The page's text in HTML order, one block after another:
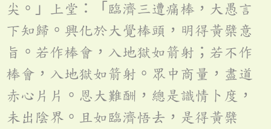
尖。」上堂：「臨濟三遭痛棒，大愚言
下知歸。興化於大覺棒頭，明得黃檗意
旨。若作棒會，入地獄如箭射；若不作
棒會，入地獄如箭射。眾中商量，盡道
赤心片片。恩大難酬，總是識情卜度，
未出陰界。且如臨濟悟去，是得黃檗